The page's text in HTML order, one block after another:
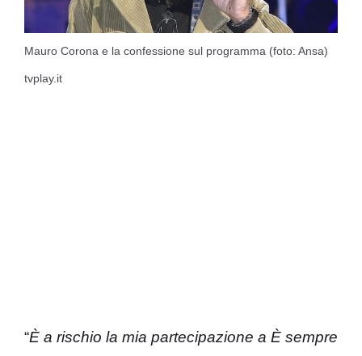
Mauro Corona e la confessione sul programma (foto: Ansa)
tvplay.it
“È a rischio la mia partecipazione a È sempre